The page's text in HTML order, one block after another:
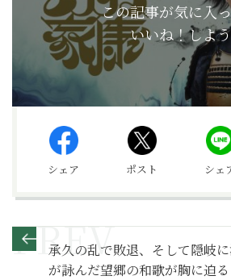
この記事が気に入
いいね！しよう
シェア ポスト シェ
承久の乱で敗退、そして隠岐
が詠んだ望郷の和歌が胸に迫